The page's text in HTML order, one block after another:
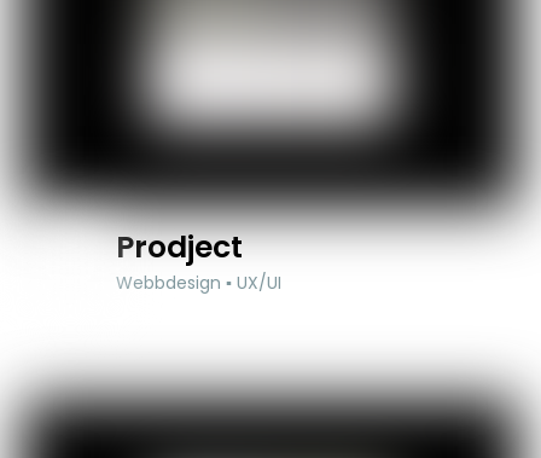
Prodject
Webbdesign ▪ UX/UI